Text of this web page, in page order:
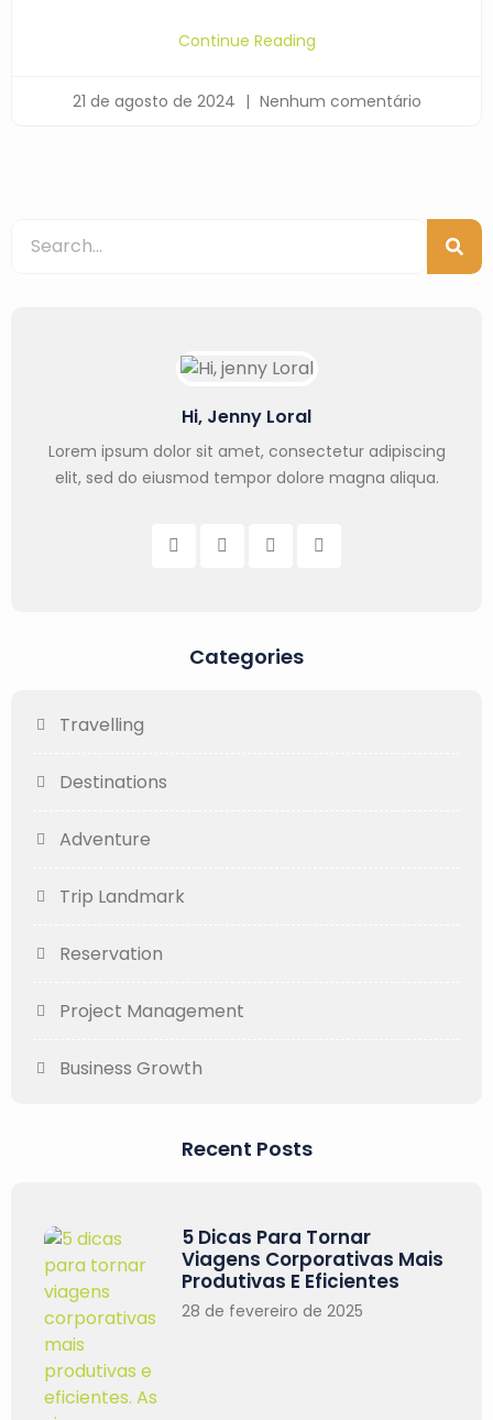
Continue Reading
21 de agosto de 2024 Nenhum comentário
Hi, Jenny Loral
Lorem ipsum dolor sit amet, consectetur adipiscing
elit, sed do eiusmod tempor dolore magna aliqua.
Categories
Travelling
Destinations
Adventure
Trip Landmark
Reservation
Project Management
Business Growth
Recent Posts
5 Dicas Para Tornar
Viagens Corporativas Mais
Produtivas E Eficientes
28 de fevereiro de 2025